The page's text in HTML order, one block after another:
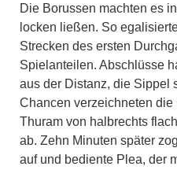
Die Borussen machten es
locken ließen. So
Strecken des ersten
Spielanteilen. Abschlüsse
aus der Distanz, die Sippel
Chancen verzeichneten
Thuram von halbrechts
ab. Zehn Minuten später
auf und bediente Plea, der